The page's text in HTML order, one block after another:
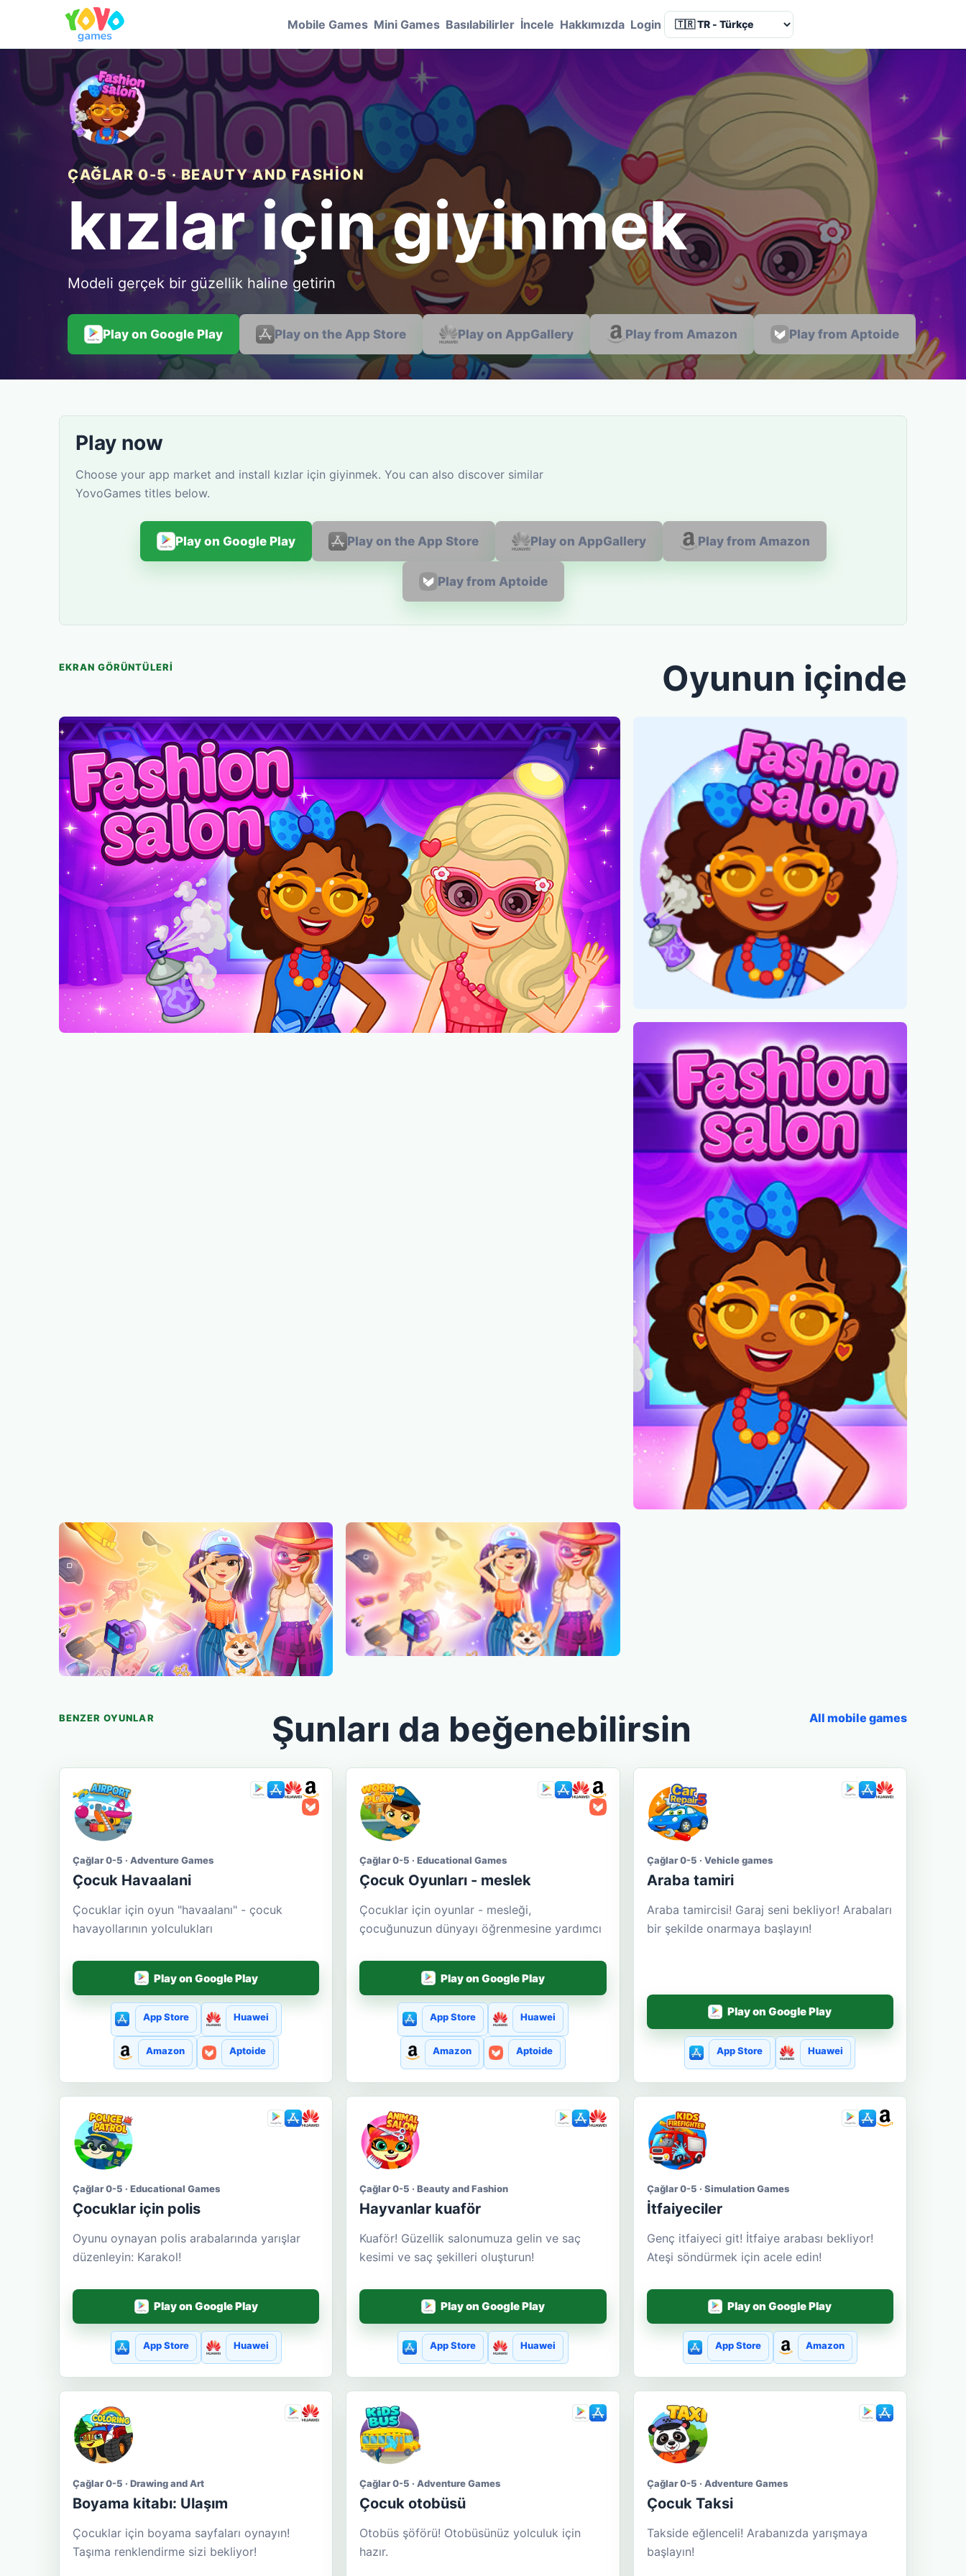
Mobile Games Mini Games Basılabilirler İncele Hakkımızda Login Language
ÇAĞLAR 0-5 · BEAUTY AND FASHION
kızlar için giyinmek
Modeli gerçek bir güzellik haline getirin
Play on Google Play Play on the App Store Play on AppGallery Play from Amazon Play from Aptoide
Play now
Choose your app market and install kızlar için giyinmek. You can also discover similar
YovoGames titles below.
Play on Google Play Play on the App Store Play on AppGallery Play from Amazon
Play from Aptoide
EKRAN GÖRÜNTÜLERI Oyunun içinde
BENZER OYUNLAR Şunları da beğenebilirsin All mobile games
Çağlar 0-5 · Adventure Games
Çocuk Havaalani
Çocuklar için oyun "havaalanı" - çocuk
havayollarının yolculukları
Play on Google Play
App Store Huawei
Amazon Aptoide
Çağlar 0-5 · Educational Games
Çocuk Oyunları - meslek
Çocuklar için oyunlar - mesleği,
çocuğunuzun dünyayı öğrenmesine yardımcı
Play on Google Play
App Store Huawei
Amazon Aptoide
Çağlar 0-5 · Vehicle games
Araba tamiri
Araba tamircisi! Garaj seni bekliyor! Arabaları
bir şekilde onarmaya başlayın!
Play on Google Play
App Store Huawei
Çağlar 0-5 · Educational Games
Çocuklar için polis
Oyunu oynayan polis arabalarında yarışlar
düzenleyin: Karakol!
Play on Google Play
App Store Huawei
Çağlar 0-5 · Beauty and Fashion
Hayvanlar kuaför
Kuaför! Güzellik salonumuza gelin ve saç
kesimi ve saç şekilleri oluşturun!
Play on Google Play
App Store Huawei
Çağlar 0-5 · Simulation Games
İtfaiyeciler
Genç itfaiyeci git! İtfaiye arabası bekliyor!
Ateşi söndürmek için acele edin!
Play on Google Play
App Store Amazon
Çağlar 0-5 · Drawing and Art
Boyama kitabı: Ulaşım
Çocuklar için boyama sayfaları oynayın!
Taşıma renklendirme sizi bekliyor!
Çağlar 0-5 · Adventure Games
Çocuk otobüsü
Otobüs şöförü! Otobüsünüz yolculuk için
hazır.
Çağlar 0-5 · Adventure Games
Çocuk Taksi
Takside eğlenceli! Arabanızda yarışmaya
başlayın!